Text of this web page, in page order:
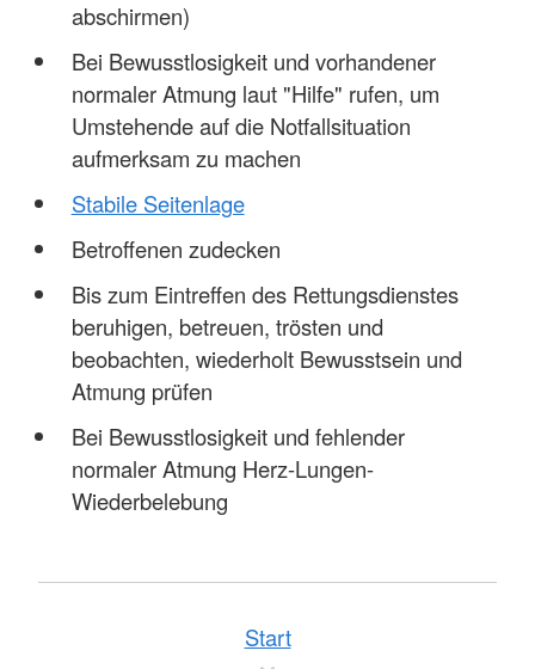
abschirmen)
Bei Bewusstlosigkeit und vorhandener
normaler Atmung laut "Hilfe" rufen, um
Umstehende auf die Notfallsituation
aufmerksam zu machen
Stabile Seitenlage
Betroffenen zudecken
Bis zum Eintreffen des Rettungsdienstes
beruhigen, betreuen, trösten und
beobachten, wiederholt Bewusstsein und
Atmung prüfen
Bei Bewusstlosigkeit und fehlender
normaler Atmung Herz-Lungen-
Wiederbelebung
Start